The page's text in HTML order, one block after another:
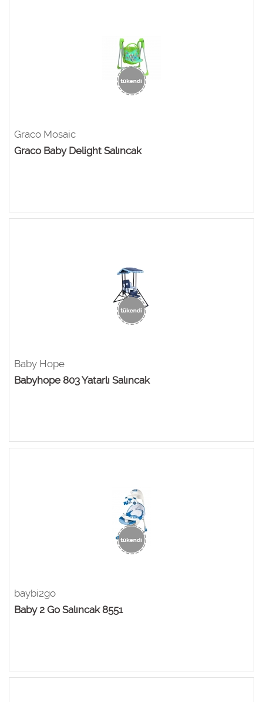
Graco Mosaic
Graco Baby Delight Salıncak
Baby Hope
Babyhope 803 Yatarlı Salıncak
baybi2go
Baby 2 Go Salıncak 8551